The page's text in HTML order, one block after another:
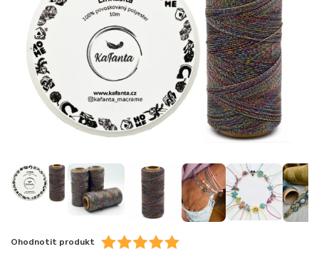
Ohodnotit produkt